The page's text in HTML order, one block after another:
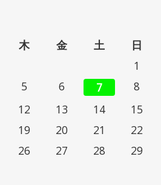
木 金 土
日
1
5 6 7
8
12 13 14
15
19 20 21
22
26 27 28
29